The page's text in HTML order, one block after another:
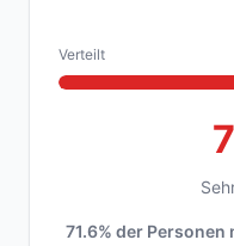
Verteilt
71.6% der